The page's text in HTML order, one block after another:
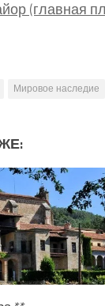
(главная
Мировое наследие